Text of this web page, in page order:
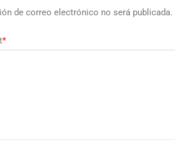
de correo electrónico no será publicada.
*